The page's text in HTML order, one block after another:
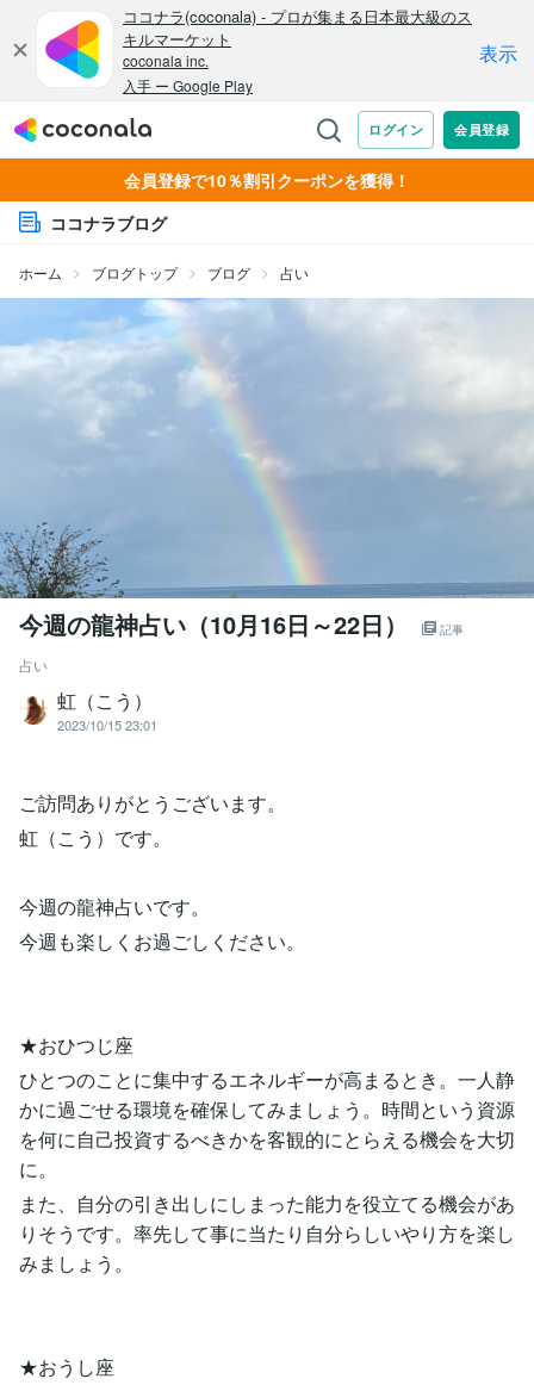
会員登録で10％割引クーポンを獲得！
ココナラブログ
ホーム ブログトップ ブログ 占い
今週の龍神占い（10月16日～22日） 記事
占い
虹（こう）
2023/10/15 23:01
ご訪問ありがとうございます。
虹（こう）です。
今週の龍神占いです。
今週も楽しくお過ごしください。
★おひつじ座
ひとつのことに集中するエネルギーが高まるとき。一人静
かに過ごせる環境を確保してみましょう。時間という資源
を何に自己投資するべきかを客観的にとらえる機会を大切
に。
また、自分の引き出しにしまった能力を役立てる機会があ
りそうです。率先して事に当たり自分らしいやり方を楽し
みましょう。
★おうし座